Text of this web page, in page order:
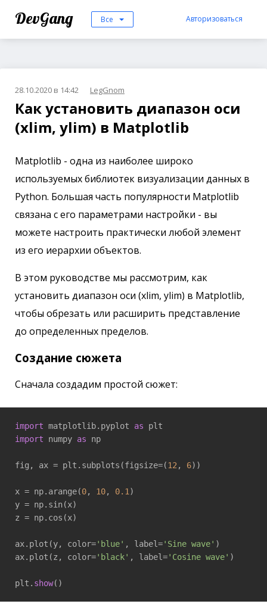
DevGang Все Авторизоваться
28.10.2020 в 14:42 LegGnom
Как установить диапазон оси
(xlim, ylim) в Matplotlib
Matplotlib - одна из наиболее широко
используемых библиотек визуализации данных в
Python. Большая часть популярности Matplotlib
связана с его параметрами настройки - вы
можете настроить практически любой элемент
из его иерархии объектов.
В этом руководстве мы рассмотрим, как
установить диапазон оси (xlim, ylim) в Matplotlib,
чтобы обрезать или расширить представление
до определенных пределов.
Создание сюжета
Сначала создадим простой сюжет:
import matplotlib.pyplot as
import numpy as np
fig, ax = plt.subplots(figsize=(12, 6))
x = np.arange(0, 10, 0.1)
y = np.sin(x)
z = np.cos(x)
ax.plot(y, color='blue' , label='Sine wave' )
ax.plot(z, color='black' , label='Cosine wave' )
plt. show